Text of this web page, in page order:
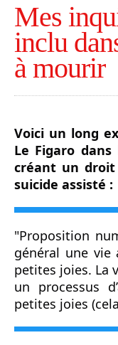
Mes
inclu
à mourir
Voici un long
Le Figaro
créant un
suicide assisté :
"Proposition
général une
petites joies. La
un processus
petites joies